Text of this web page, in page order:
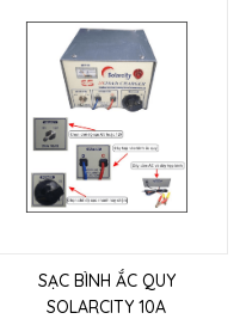
SẠC BÌNH ẮC QUY
SOLARCITY 10A